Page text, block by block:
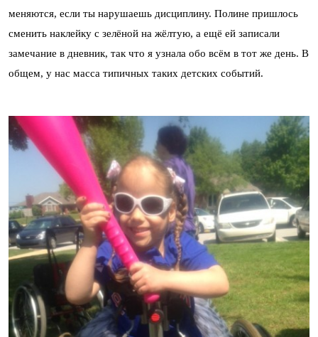
меняются, если ты нарушаешь дисциплину. Полине пришлось
сменить наклейку с зелёной на жёлтую, а ещё ей записали
замечание в дневник, так что я узнала обо всём в тот же день. В
общем, у нас масса типичных таких детских событий.